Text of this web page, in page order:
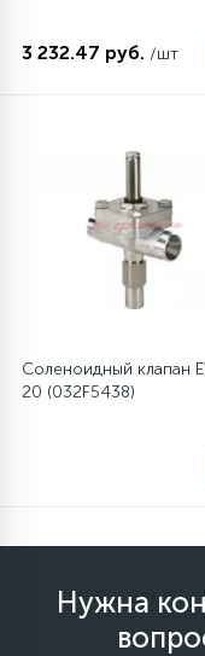
Шланги
Шланги слива
3 232.47 руб. /шт
Соленоидный клапан
20 (032F5438)
Нужна